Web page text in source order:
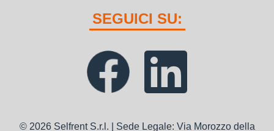
SEGUICI SU:
© 2026 Selfrent S.r.l. | Sede Legale: Via Morozzo della